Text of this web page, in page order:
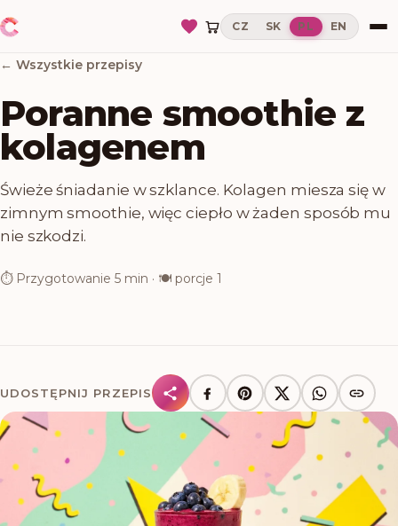
CZ SK PL EN
← Wszystkie przepisy
Poranne smoothie z
kolagenem
Świeże śniadanie w szklance. Kolagen miesza się w
zimnym smoothie, więc ciepło w żaden sposób mu
nie szkodzi.
⏱ Przygotowanie 5 min · 🍽 porcje 1
UDOSTĘPNIJ PRZEPIS